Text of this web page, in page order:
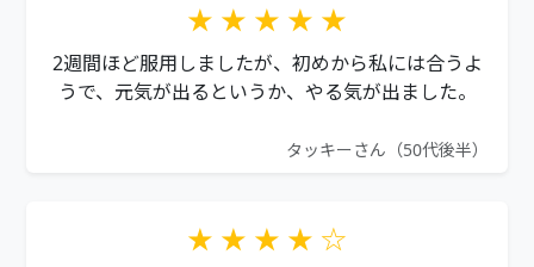
★ ★ ★ ★ ★
2週間ほど服用しましたが、初めから私には合うよ
うで、元気が出るというか、やる気が出ました。
タッキーさん（50代後半）
★ ★ ★ ★ ☆